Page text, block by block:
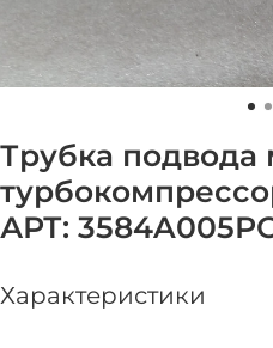
Трубка подвода
АРТ:
Характеристики